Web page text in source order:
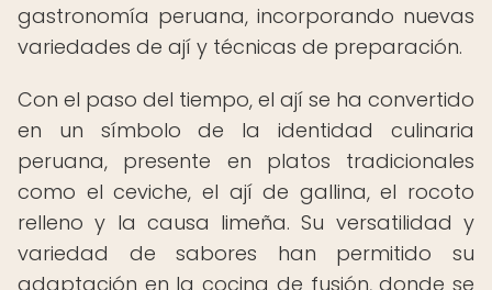
gastronomía peruana, incorporando nuevas
variedades de ají y técnicas de preparación.
Con el paso del tiempo, el ají se ha convertido
en un símbolo de la identidad culinaria
peruana, presente en platos tradicionales
como el ceviche, el ají de gallina, el rocoto
relleno y la causa limeña. Su versatilidad y
variedad de sabores han permitido su
adaptación en la cocina de fusión, donde se